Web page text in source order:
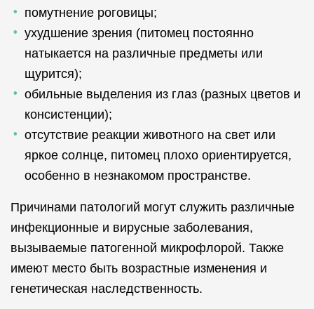
помутнение роговицы;
ухудшение зрения (питомец постоянно
натыкается на различные предметы или
щурится);
обильные выделения из глаз (разных цветов и
консистенции);
отсутствие реакции животного на свет или
яркое солнце, питомец плохо ориентируется,
особенно в незнакомом пространстве.
Причинами патологий могут служить различные
инфекционные и вирусные заболевания,
вызываемые патогенной микрофлорой. Также
имеют место быть возрастные изменения и
генетическая наследственность.